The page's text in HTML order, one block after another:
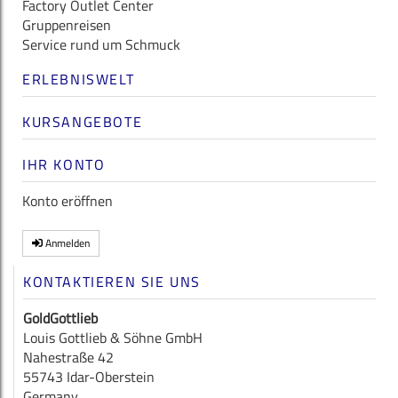
Factory Outlet Center
Gruppenreisen
Service rund um Schmuck
ERLEBNISWELT
KURSANGEBOTE
IHR KONTO
Konto eröffnen
Anmelden
KONTAKTIEREN SIE UNS
GoldGottlieb
Louis Gottlieb & Söhne GmbH
Nahestraße 42
55743 Idar-Oberstein